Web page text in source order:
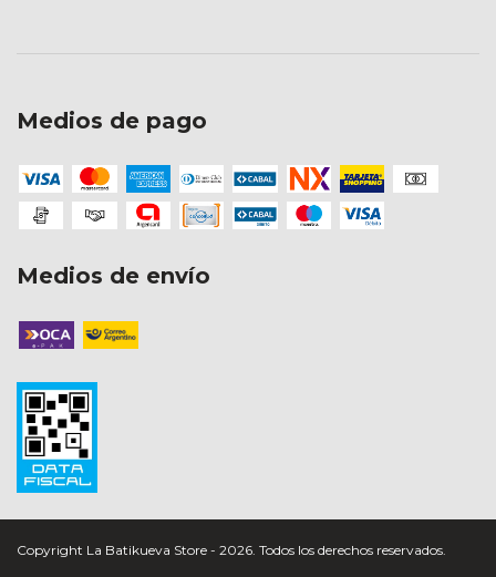
Medios de pago
Medios de envío
Copyright La Batikueva Store - 2026. Todos los derechos reservados.